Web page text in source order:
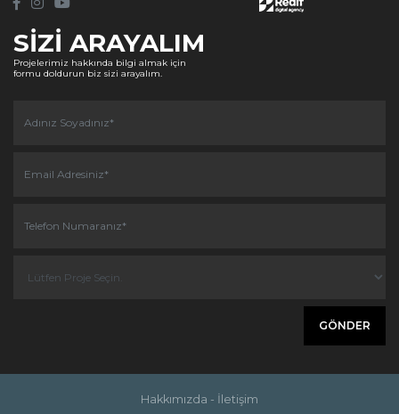
SİZİ ARAYALIM
Projelerimiz hakkında bilgi almak için
formu doldurun biz sizi arayalım.
Hakkımızda - İletişim